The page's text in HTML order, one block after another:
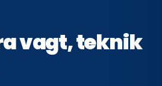
vagt, teknik